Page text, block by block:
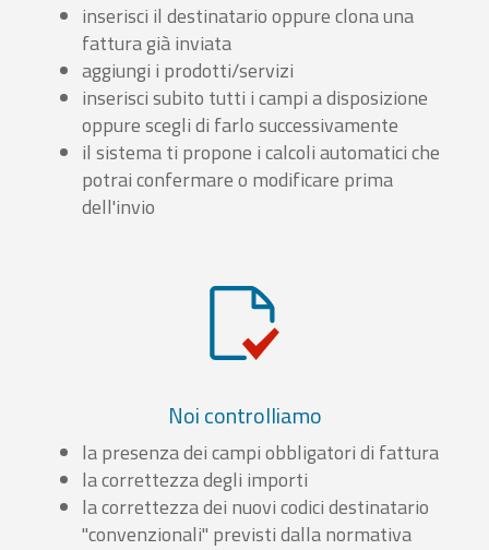
inserisci il destinatario oppure clona una
fattura già inviata
aggiungi i prodotti/servizi
inserisci subito tutti i campi a disposizione
oppure scegli di farlo successivamente
il sistema ti propone i calcoli automatici che
potrai confermare o modificare prima
dell'invio
Noi controlliamo
la presenza dei campi obbligatori di fattura
la correttezza degli importi
la correttezza dei nuovi codici destinatario
"convenzionali" previsti dalla normativa